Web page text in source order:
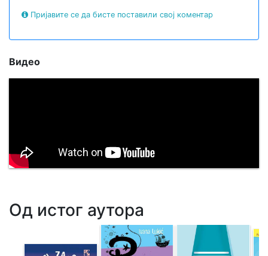
Пријавите се да бисте поставили свој коментар
Видео
Од истог аутора